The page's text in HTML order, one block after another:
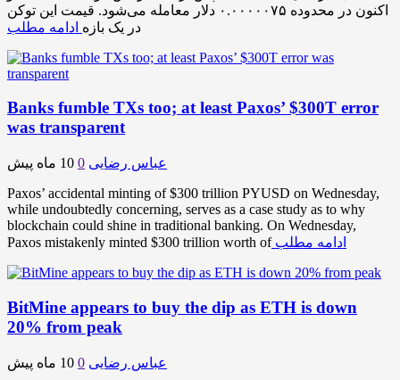
اکنون در محدوده ۰.۰۰۰۰۰۷۵ دلار معامله می‌شود. قیمت این توکن
در یک بازه ادامه مطلب
Banks fumble TXs too; at least Paxos’ $300T error
was transparent
عباس رضایی 0 10 ماه پیش
Paxos’ accidental minting of $300 trillion PYUSD on Wednesday,
while undoubtedly concerning, serves as a case study as to why
blockchain could shine in traditional banking. On Wednesday,
Paxos mistakenly minted $300 trillion worth of ادامه مطلب
BitMine appears to buy the dip as ETH is down
20% from peak
عباس رضایی 0 10 ماه پیش